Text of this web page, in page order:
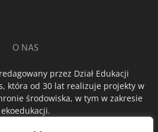
O NAS
przez Dział Edukacji
która od 30 lat realizuje projekty w
środowiska, w tym w zakresie
ekoedukacji.